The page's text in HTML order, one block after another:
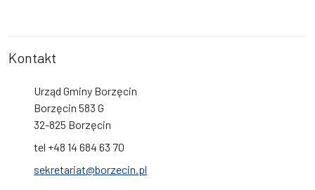
Kontakt
Urząd Gminy Borzęcin
Borzęcin 583 G
32-825 Borzęcin
tel +48 14 684 63 70
sekretariat@borzecin.pl